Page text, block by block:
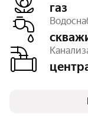
газ
Дороги
Освещение
Площадь
Число объектов
Очереди